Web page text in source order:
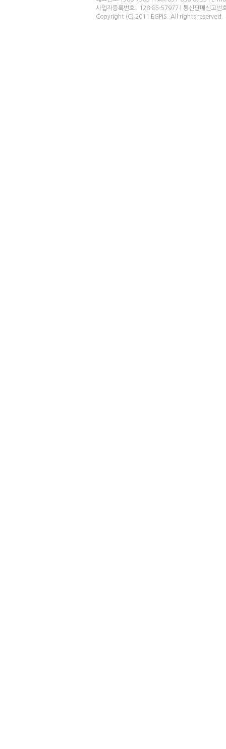
사업자등록번호 : 128-85-57977 | 통신판매신고번
Copyright (C) 2011 EGPIS. All rights reserved.